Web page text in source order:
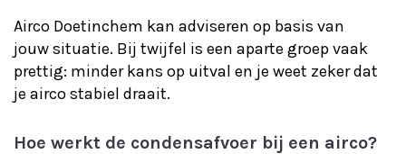
Airco Doetinchem kan adviseren op basis van
jouw situatie. Bij twijfel is een aparte groep vaak
prettig: minder kans op uitval en je weet zeker dat
je airco stabiel draait.
Hoe werkt de condensafvoer bij een airco?